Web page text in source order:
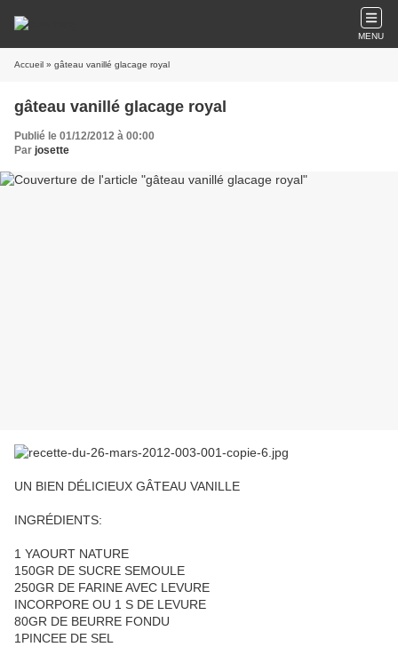
MENU
Accueil » gâteau vanillé glacage royal
gâteau vanillé glacage royal
Publié le 01/12/2012 à 00:00
Par josette
UN BIEN DÉLICIEUX GÂTEAU VANILLE
INGRÉDIENTS:
1 YAOURT NATURE
150GR DE SUCRE SEMOULE
250GR DE FARINE AVEC LEVURE
INCORPORE OU 1 S DE LEVURE
80GR DE BEURRE FONDU
1PINCEE DE SEL